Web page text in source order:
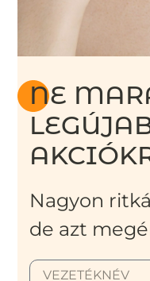
NE
Nagyon
de azt